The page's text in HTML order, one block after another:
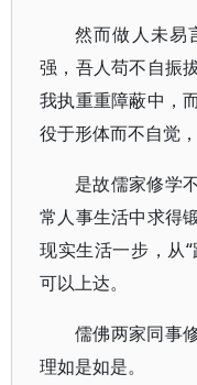
然而做人未易
强，吾人苟不自振
我执重重障蔽中，
役于形体而不自觉
是故儒家修学
常人事生活中求得
现实生活一步，从
可以上达。
儒佛两家同事
理如是如是。